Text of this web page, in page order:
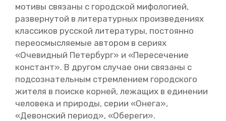
мо­ти­вы свя­за­ны с го­род­ской ми­фо­ло­ги­ей,
раз­вер­ну­той в ли­те­ра­тур­ных про­из­ве­де­ни­ях
клас­си­ков рус­ской ли­те­ра­ту­ры, по­сто­ян­но
пе­ре­осмыс­ля­е­мые ав­то­ром в се­ри­ях
«Оче­вид­ный Пе­тер­бург» и «Пе­ре­се­че­ние
кон­стант». В дру­гом слу­чае они свя­за­ны с
под­со­зна­тель­ным стрем­ле­ни­ем го­род­ско­го
жи­те­ля в по­ис­ке кор­ней, ле­жа­щих в еди­не­нии
че­ло­ве­ка и при­ро­ды, серии «Онега»,
«Де­вон­ский пе­ри­од», «Обе­ре­ги».